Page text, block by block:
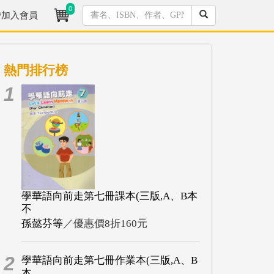
入會員
0
熱門排行榜
1
學華語向前走第七冊課本(三版,A、B本
不
孫懿芬等／優惠價8折160元
2 學華語向前走第七冊作業本(三版,A、B